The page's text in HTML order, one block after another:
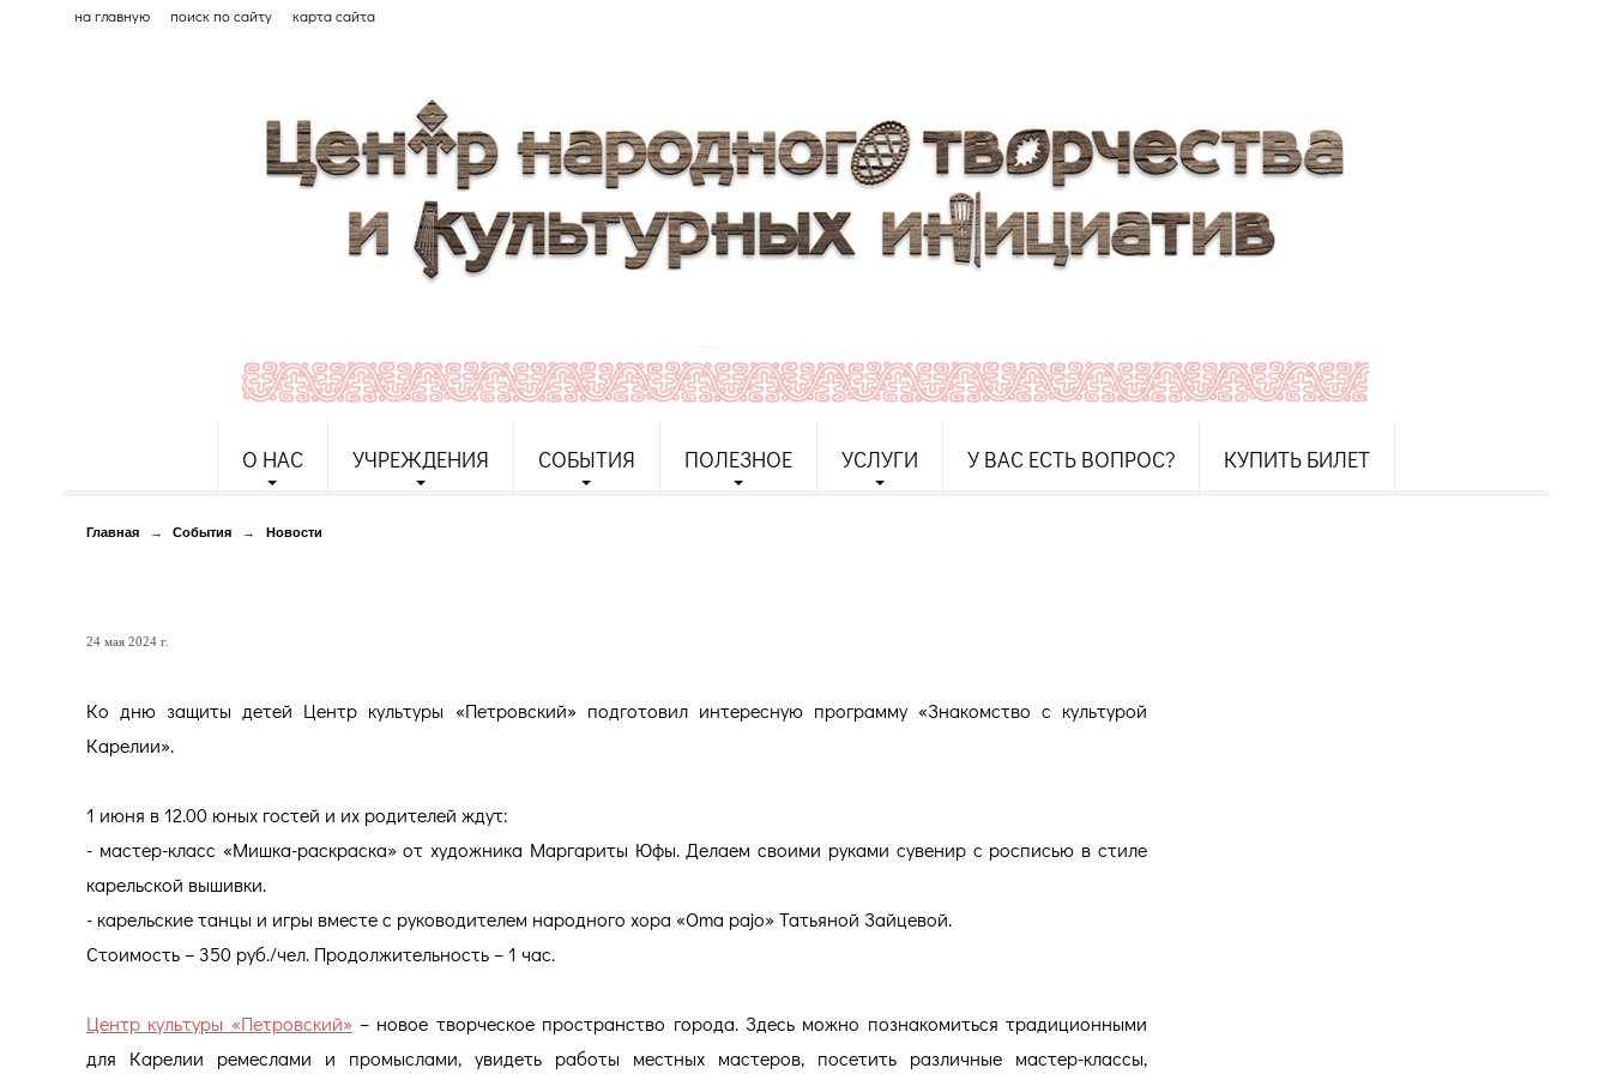
на главную поиск по сайту карта сайта
О НАС УЧРЕЖДЕНИЯ СОБЫТИЯ ПОЛЕЗНОЕ УСЛУГИ У ВАС ЕСТЬ ВОПРОС? КУПИТЬ БИЛЕТ
Главная → События → Новости
24 мая 2024 г.
Ко дню защиты детей Центр культуры «Петровский» подготовил интересную программу «Знакомство с культурой
Карелии».
1 июня в 12.00 юных гостей и их родителей ждут:
- мастер-класс «Мишка-раскраска» от художника Маргариты Юфы. Делаем своими руками сувенир с росписью в стиле
карельской вышивки.
- карельские танцы и игры вместе с руководителем народного хора «Oma pajo» Татьяной Зайцевой.
Стоимость – 350 руб./чел. Продолжительность – 1 час.
Центр культуры «Петровский»– новое творческое пространство города. Здесь можно познакомиться традиционными
для Карелии ремеслами и промыслами, увидеть работы местных мастеров, посетить различные мастер-классы,